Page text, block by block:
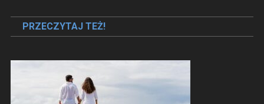
wpisu
PRZECZYTAJ TEŻ!